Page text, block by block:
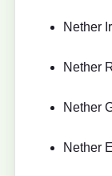
Nether
Nether
Nether
Nether